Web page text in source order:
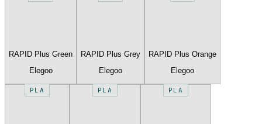
RAPID Plus Green
Elegoo
RAPID Plus Grey
Elegoo
RAPID Plus Orange
Elegoo
PLA PLA PLA